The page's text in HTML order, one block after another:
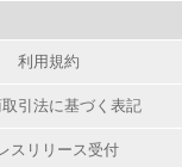
利用規約
引法に基づく表記
スリリース受付